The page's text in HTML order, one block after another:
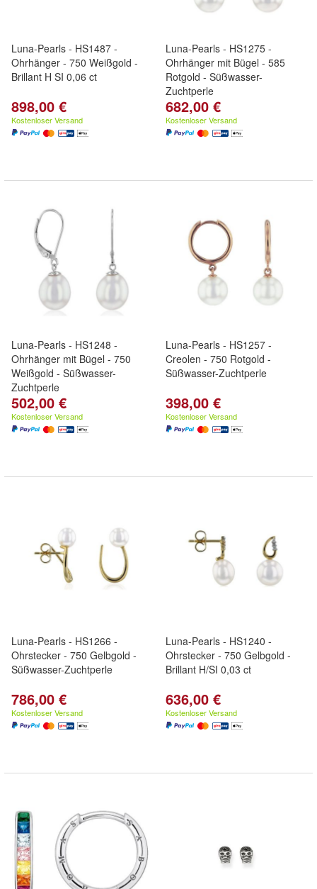
Luna-Pearls - HS1487 -
Ohrhänger - 750 Weißgold -
Brillant H SI 0,06 ct
898,00 €
Kostenloser Versand
Luna-Pearls - HS1275 -
Ohrhänger mit Bügel - 585
Rotgold - Süßwasser-
Zuchtperle
682,00 €
Kostenloser Versand
Luna-Pearls - HS1248 -
Ohrhänger mit Bügel - 750
Weißgold - Süßwasser-
Zuchtperle
502,00 €
Kostenloser Versand
Luna-Pearls - HS1257 -
Creolen - 750 Rotgold -
Süßwasser-Zuchtperle
398,00 €
Kostenloser Versand
Luna-Pearls - HS1266 -
Ohrstecker - 750 Gelbgold -
Süßwasser-Zuchtperle
786,00 €
Kostenloser Versand
Luna-Pearls - HS1240 -
Ohrstecker - 750 Gelbgold -
Brillant H/SI 0,03 ct
636,00 €
Kostenloser Versand